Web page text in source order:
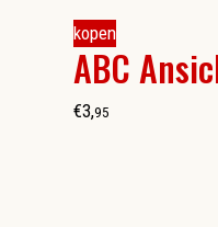
kopen
ABC
€3,95